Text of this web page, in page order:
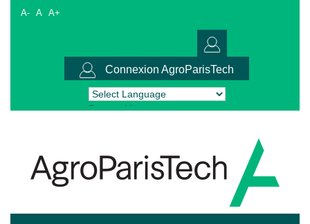
A- A A+
Connexion AgroParisTech
Powered by Translate